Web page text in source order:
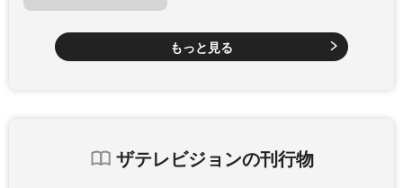
もっと見る
ザテレビジョンの刊行物